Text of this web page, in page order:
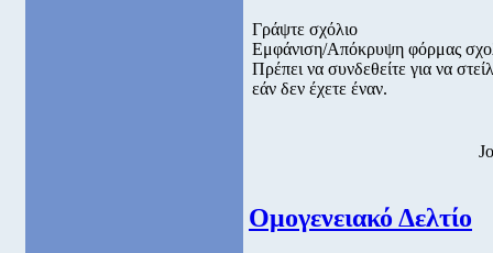
Γράψτε σχόλιο
Εμφάνιση/Απόκρυψη φόρμας
Πρέπει να συνδεθείτε για να
εάν δεν έχετε έναν.
Ομογενειακό Δελτίο